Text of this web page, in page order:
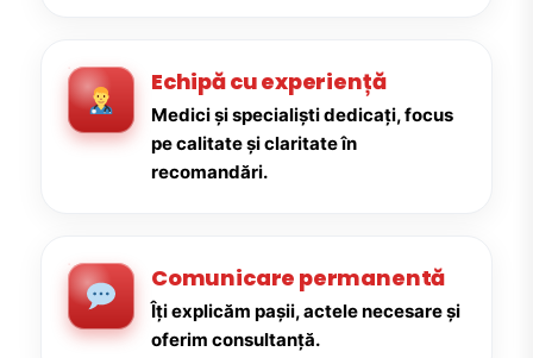
Echipă cu experiență
Medici și specialiști dedicați, focus
pe calitate și claritate în
recomandări.
Comunicare permanentă
Îți explicăm pașii, actele necesare și
oferim consultanță.